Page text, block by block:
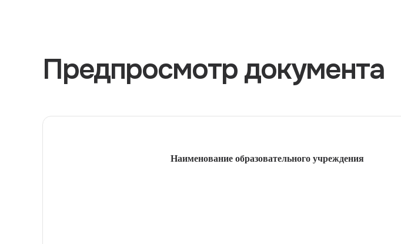
Предпросмотр документа
Наименование образовательного учреждения